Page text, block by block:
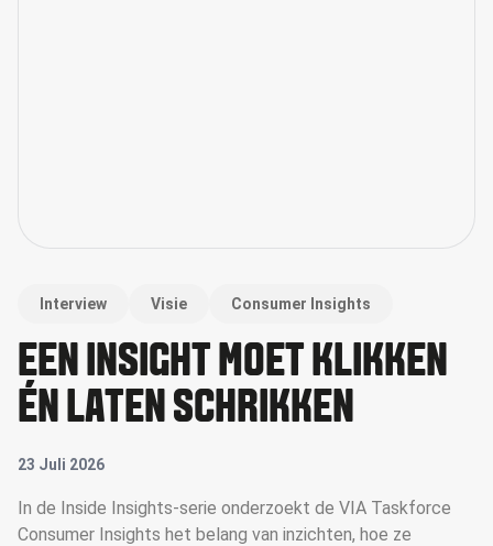
Interview Visie Consumer Insights
EEN INSIGHT MOET KLIKKEN
ÉN LATEN SCHRIKKEN
23 Juli 2026
In de Inside Insights-serie onderzoekt de VIA Taskforce
Consumer Insights het belang van inzichten, hoe ze